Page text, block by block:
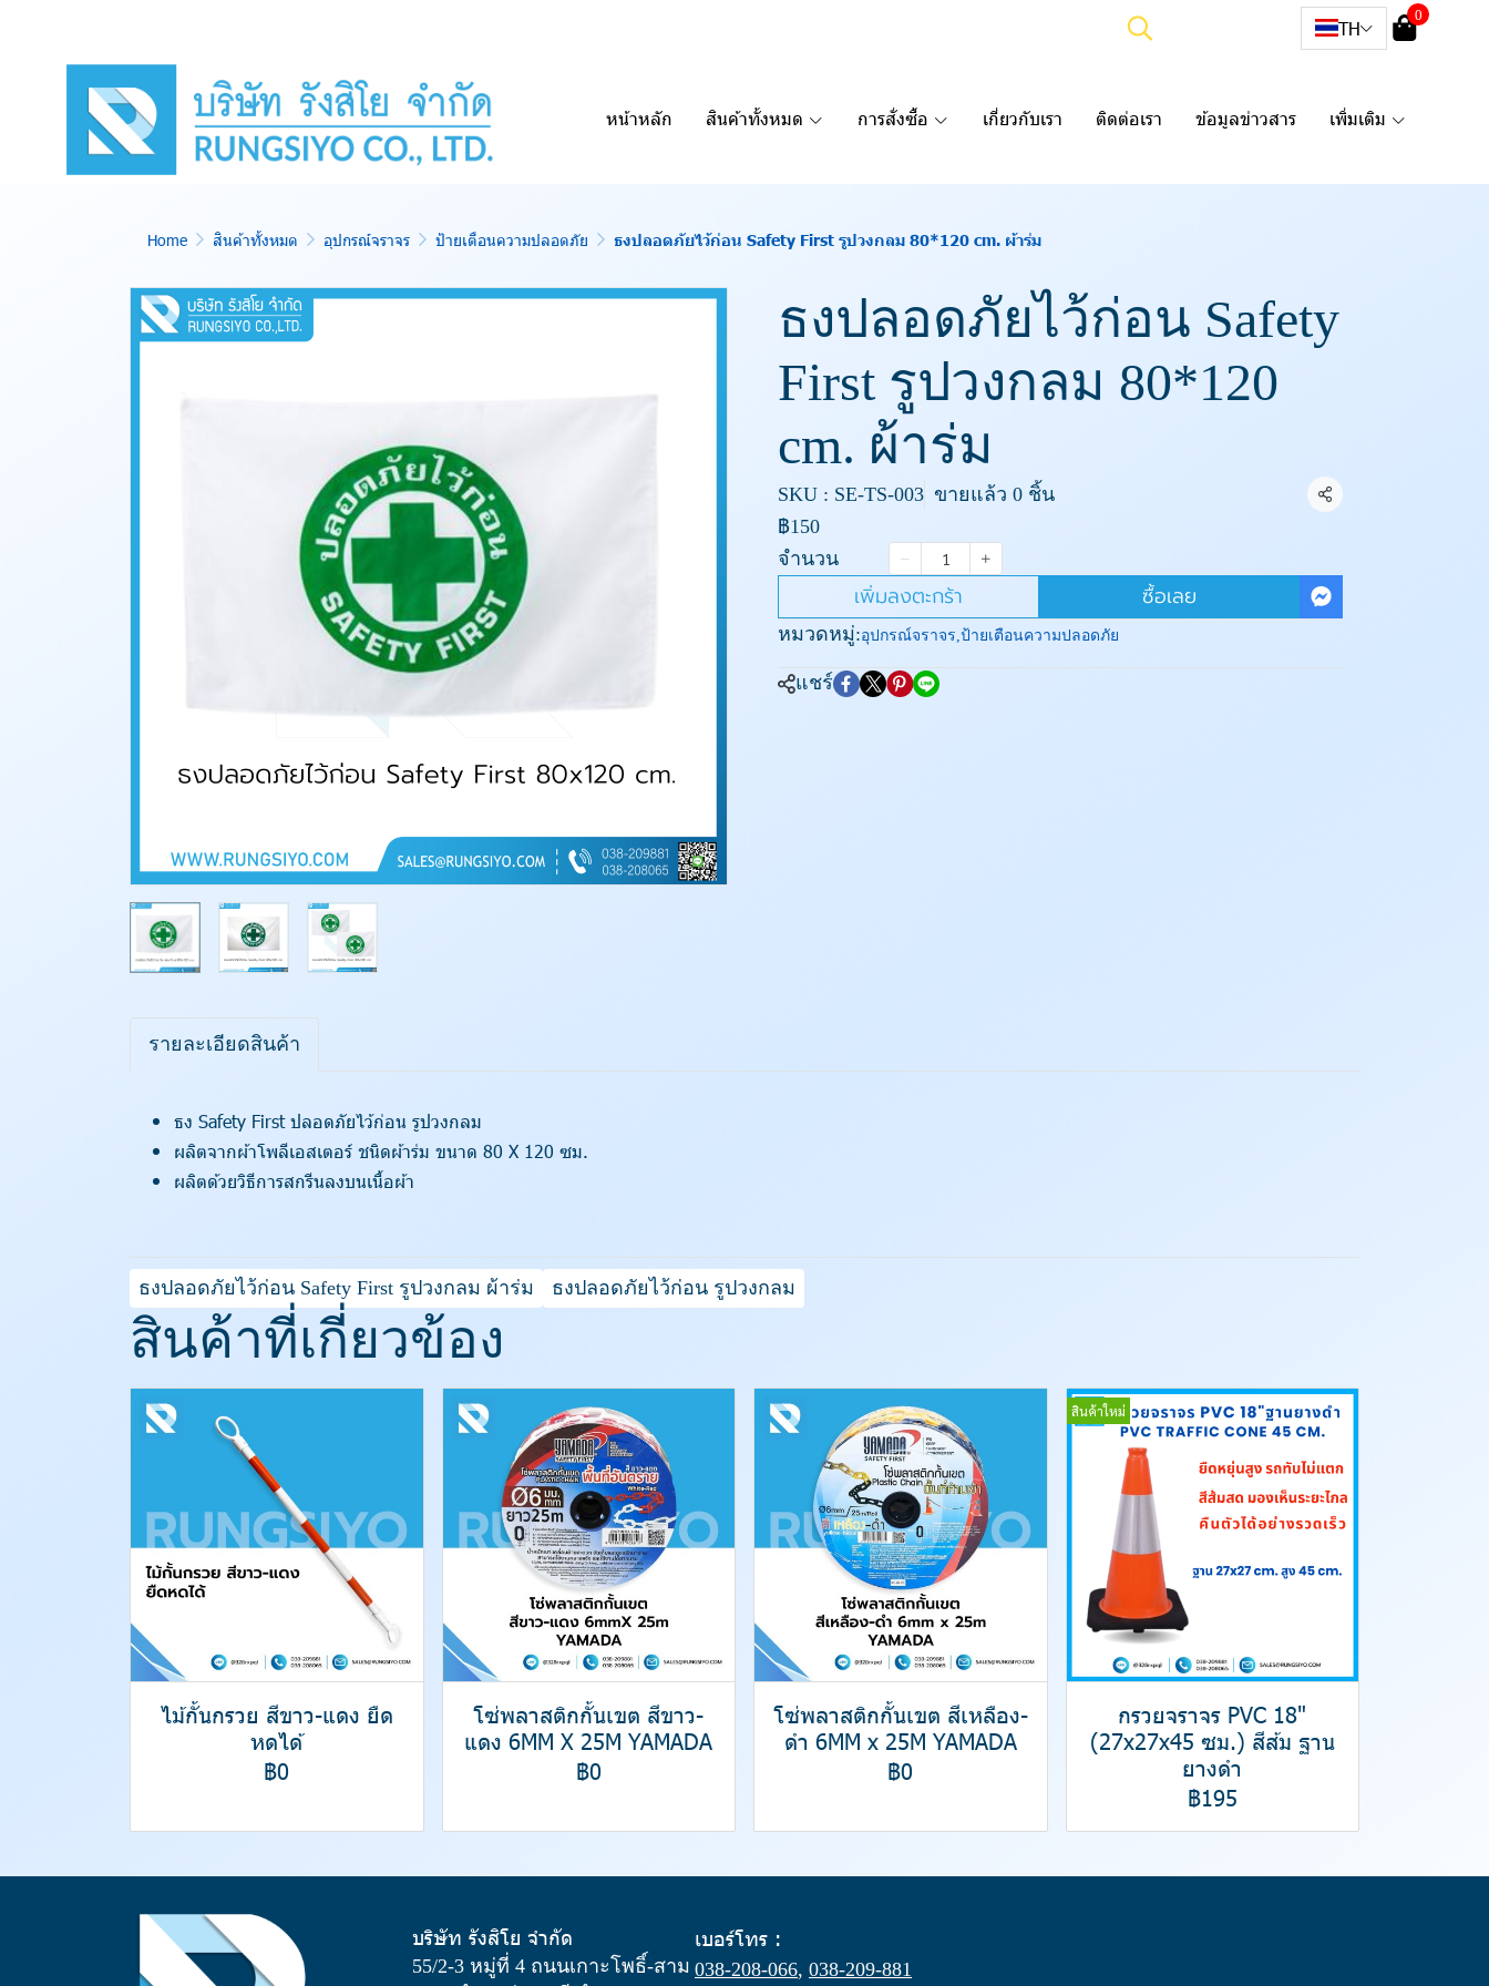
TH
0
หน้าหลัก สินค้าทั้งหมด การสั่งซื้อ เกี่ยวกับเรา ติดต่อเรา ข้อมูลข่าวสาร เพิ่มเติม
Home สินค้าทั้งหมด อุปกรณ์จราจร ป้ายเตือนความปลอดภัย ธงปลอดภัยไว้ก่อน Safety First รูปวงกลม 80*120 cm. ผ้าร่ม
ธงปลอดภัยไว้ก่อน Safety
First รูปวงกลม 80*120
cm. ผ้าร่ม
SKU : SE-TS-003 ขายแล้ว 0 ชิ้น แชร์
฿150
จำนวน
เพิ่มลงตะกร้า ซื้อเลย
หมวดหมู่:อุปกรณ์จราจร,ป้ายเตือนความปลอดภัย
แชร์
รายละเอียดสินค้า
ธง Safety First ปลอดภัยไว้ก่อน รูปวงกลม
ผลิตจากผ้าโพลีเอสเตอร์ ชนิดผ้าร่ม ขนาด 80 X 120 ซม.
ผลิตด้วยวิธีการสกรีนลงบนเนื้อผ้า
ธงปลอดภัยไว้ก่อน Safety First รูปวงกลม ผ้าร่ม ธงปลอดภัยไว้ก่อน รูปวงกลม
สินค้าที่เกี่ยวข้อง
ไม้กั้นกรวย สีขาว-แดง ยืด
หดได้
฿0
โซ่พลาสติกกั้นเขต สีขาว-
แดง 6MM X 25M YAMADA
฿0
โซ่พลาสติกกั้นเขต สีเหลือง-
ดำ 6MM x 25M YAMADA
฿0
สินค้าใหม่
กรวยจราจร PVC 18"
(27x27x45 ซม.) สีส้ม ฐาน
ยางดำ
฿195
บริษัท รังสิโย จำกัด
55/2-3 หมู่ที่ 4 ถนนเกาะโพธิ์-สาม
เบอร์โทร :
038-208-066, 038-209-881